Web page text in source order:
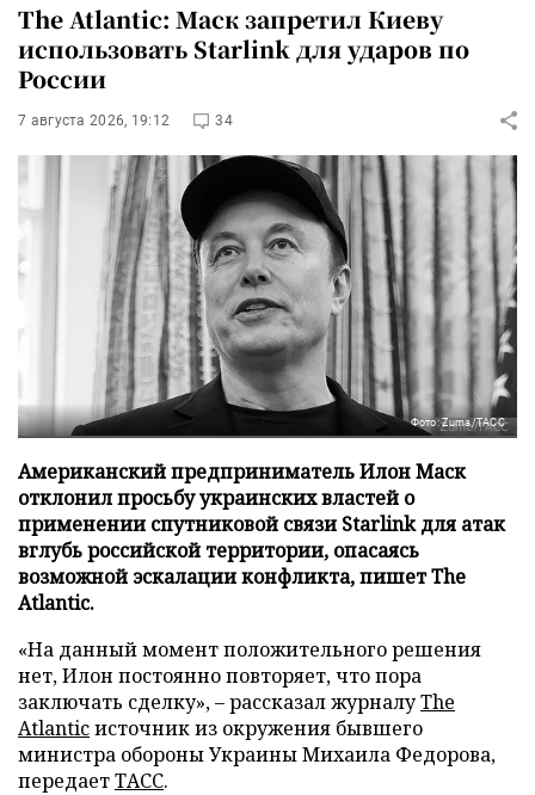
The Atlantic: Маск запретил Киеву
использовать Starlink для ударов по
России
7 августа 2026, 19:12 34
Фото: Zuma/ТАСС
Американский предприниматель Илон Маск
отклонил просьбу украинских властей о
применении спутниковой связи Starlink для атак
вглубь российской территории, опасаясь
возможной эскалации конфликта, пишет The
Atlantic.
«На данный момент положительного решения
нет, Илон постоянно повторяет, что пора
заключать сделку», – рассказал журналуThe
Atlanticисточник из окружения бывшего
министра обороны Украины Михаила Федорова,
передаетТАСС.